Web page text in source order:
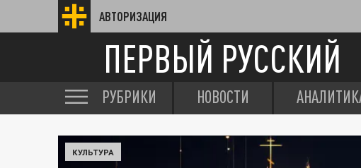
АВТОРИЗАЦИЯ
ПЕРВЫЙ РУССКИЙ
РУБРИКИ НОВОСТИ
КУЛЬТУРА